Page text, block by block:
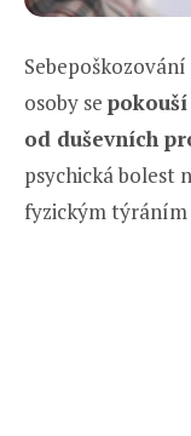
osoby se
od duševních
psychická bolest
fyzickým týráním